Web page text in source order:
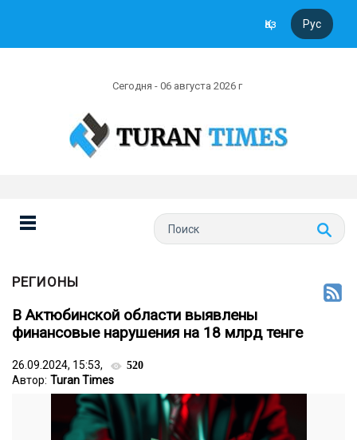
Қаз Рус
Сегодня - 06 августа 2026 г
РЕГИОНЫ
В Актюбинской области выявлены
финансовые нарушения на 18 млрд тенге
26.09.2024, 15:53, 520
Автор: Turan Times